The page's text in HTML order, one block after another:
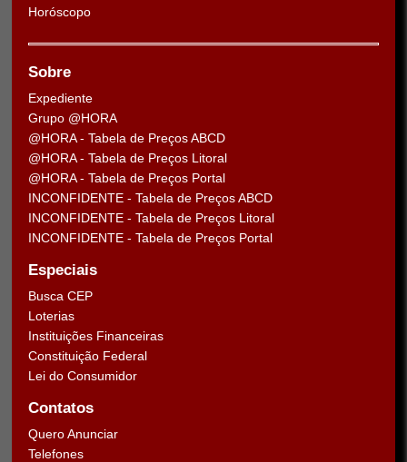
Horóscopo
Sobre
Expediente
Grupo @HORA
@HORA - Tabela de Preços ABCD
@HORA - Tabela de Preços Litoral
@HORA - Tabela de Preços Portal
INCONFIDENTE - Tabela de Preços ABCD
INCONFIDENTE - Tabela de Preços Litoral
INCONFIDENTE - Tabela de Preços Portal
Especiais
Busca CEP
Loterias
Instituições Financeiras
Constituição Federal
Lei do Consumidor
Contatos
Quero Anunciar
Telefones